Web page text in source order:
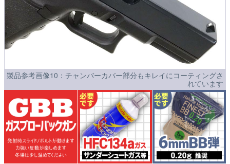
製品参考画像10：チャンバーカバー部分もキレイにコーティングさ
れています